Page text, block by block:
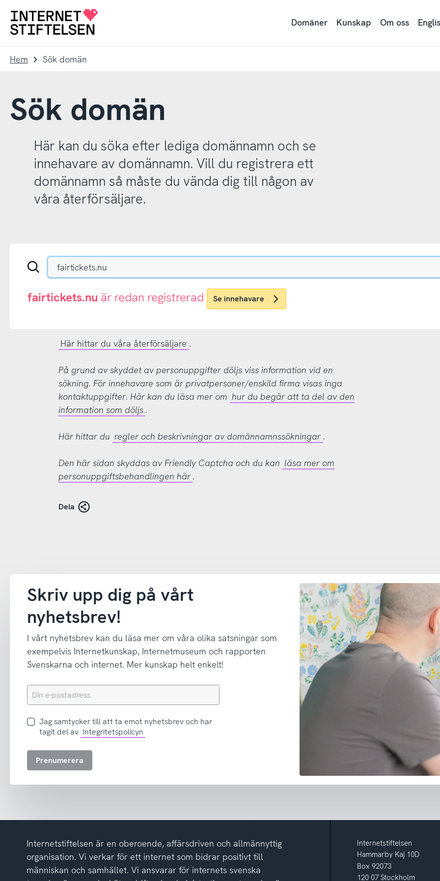
navigering
innehåll
Till
Domäner Kunskap Om oss
Hem Sök domän
Sök domän
Här kan du söka efter lediga domännamn och se
innehavare av domännamn. Vill du registrera ett
domännamn så måste du vända dig till någon av
våra återförsäljare.
Sök
.se-
eller
.nu-
fairtickets.nu är redan registrerad Se innehavare
Här hittar du våra återförsäljare .
På grund av skyddet av personuppgifter döljs viss information vid en
sökning. För innehavare som är privatpersoner/enskild firma visas inga
kontaktuppgifter. Här kan du läsa mer om hur du begär att ta del av den
information som döljs .
Här hittar du regler och beskrivningar av domännamnssökningar .
Den här sidan skyddas av Friendly Captcha och du kan läsa mer om
personuppgiftsbehandlingen här .
Dela
Skriv upp dig på vårt
nyhetsbrev!
I vårt nyhetsbrev kan du läsa mer om våra olika satsningar som
exempelvis Internetkunskap, Internetmuseum och rapporten
Svenskarna och internet. Mer kunskap helt enkelt!
Din
e-
Jag
samtycker
att
nyhetsbrev
tagit
av
integritetspolicyn
Jag samtycker till att ta emot nyhetsbrev och har
tagit del av Integritetspolicyn
Prenumerera
Internetstiftelsen är en oberoende, affärsdriven och allmännyttig
organisation. Vi verkar för ett internet som bidrar positivt till
människan och samhället. Vi ansvarar för internets svenska
Internetstiftelsen
Hammarby Kaj 10D
Box 92073
120 07 Stockholm